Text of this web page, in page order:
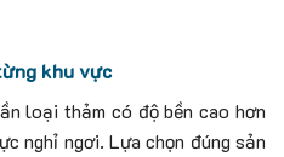
khu vực
loại thảm có độ bền cao hơn
nghỉ ngơi. Lựa chọn đúng sản